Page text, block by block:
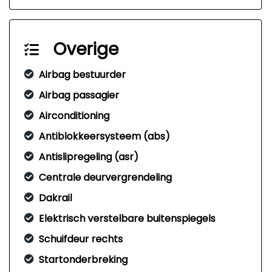
Overige
Airbag bestuurder
Airbag passagier
Airconditioning
Antiblokkeersysteem (abs)
Antislipregeling (asr)
Centrale deurvergrendeling
Dakrail
Elektrisch verstelbare buitenspiegels
Schuifdeur rechts
Startonderbreking